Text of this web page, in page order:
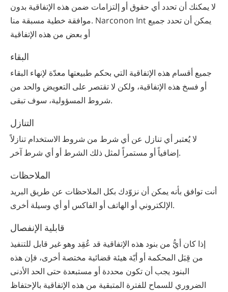
لا يمكنك أن تحدد أي حقوق أو إلتزامات ضمن هذه الإتفاقية بدون
موافقة خطية مسبقة منا. Narconon Int يمكن أن تحدد جميع
أو بعض من هذه الإتفاقية
البقاء
جميع أقسام هذه الإتفاقية التي بحكم طبيعتها معدّة لإنهاء البقاء
أو فسخ هذه الإتفاقية، ولكن لا تقتصر على التعويض والحد من
شروط المسؤولية، سوف تبقى.
التنازل
لا يُعتبر أي تنازل عن أي شرط من شروط الاستخدام تنازلاً
إضافياً أو مستمراً لمثل ذلك الشرط أو أي شرط آخر.
الملاحظات
أنت توافق بأنه يمكن أن نزوّدك بكل الملاحظات عن طريق البريد
الإلكتروني أو الهاتف أو الفاكس أو أي وسيلة أخرى.
قابلية الإنفصال
إذا كان أيُّ من بنود هذه الإتفاقية قد عُقِد وهو غير قابل للتنفيذ
من قِبَل المحكمة أو أيّة هيئة قضائية مختصة أخرى، فإن هذه
البنود يجب أن تكون محددة أو مستبعدة حتى الحد الأدنى
الضروري للسماح للفترة المتبقية من هذه الإتفاقية بالإحتفاظ